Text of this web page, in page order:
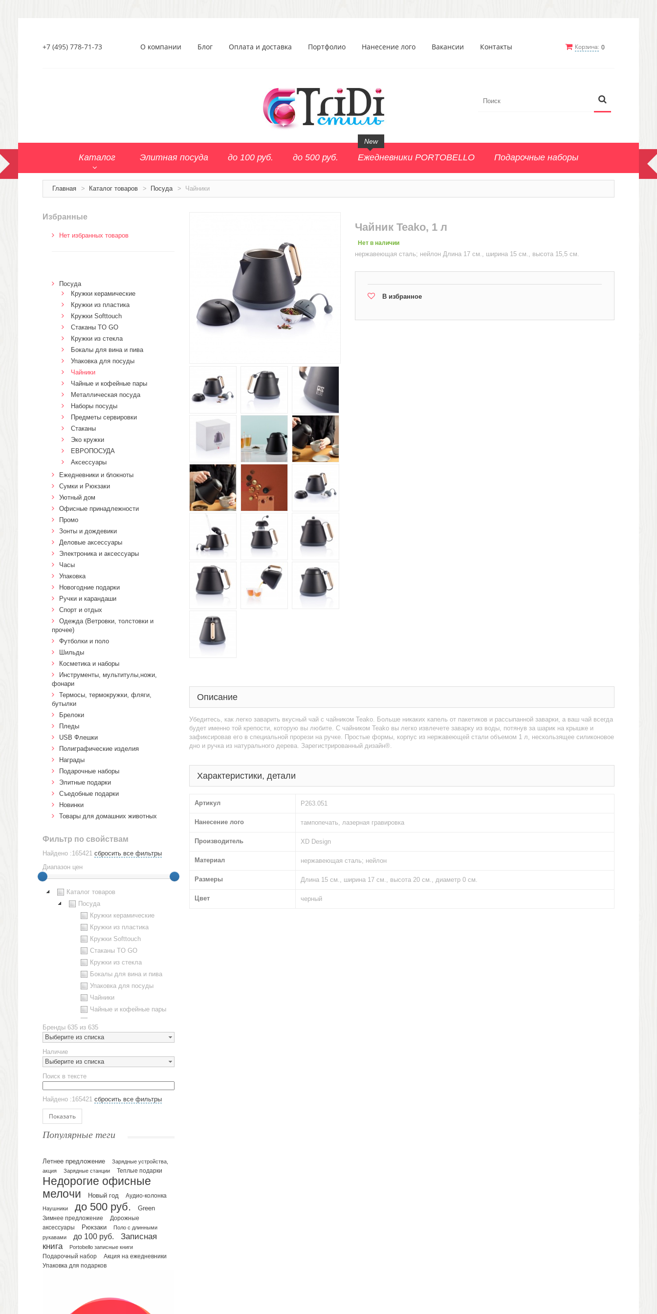
Корзина: 0
+7 (495) 778-71-73 О компании Блог Оплата и доставка Портфолио Нанесение лого Вакансии Контакты
Каталог Элитная посуда до 100 руб. до 500 руб. Ежедневники PORTOBELLO
New
Подарочные наборы
Главная > Каталог товаров > Посуда > Чайники
Чайник Teako, 1 л
Нет в наличии
нержавеющая сталь; нейлон Длина 17 см., ширина 15 см., высота 15,5 см.
В избранное
Описание
Убедитесь, как легко заварить вкусный чай с чайником Teako. Больше никаких капель от пакетиков и рассыпанной заварки, а ваш чай всегда
будет именно той крепости, которую вы любите. С чайником Teako вы легко извлечете заварку из воды, потянув за шарик на крышке и
зафиксировав его в специальной прорези на ручке. Простые формы, корпус из нержавеющей стали объемом 1 л, нескользящее силиконовое
дно и ручка из натурального дерева. Зарегистрированный дизайн®.
Характеристики, детали
Артикул P263.051
Нанесение лого тампопечать, лазерная гравировка
Производитель XD Design
Материал нержавеющая сталь; нейлон
Размеры Длина 15 см., ширина 17 см., высота 20 см., диаметр 0 см.
Цвет черный
Избранные
Нет избранных товаров
Посуда
Кружки керамические
Кружки из пластика
Кружки Softtouch
Стаканы TO GO
Кружки из стекла
Бокалы для вина и пива
Упаковка для посуды
Чайники
Чайные и кофейные пары
Металлическая посуда
Наборы посуды
Предметы сервировки
Стаканы
Эко кружки
ЕВРОПОСУДА
Аксессуары
Ежедневники и блокноты
Сумки и Рюкзаки
Уютный дом
Офисные принадлежности
Промо
Зонты и дождевики
Деловые аксессуары
Электроника и аксессуары
Часы
Упаковка
Новогодние подарки
Ручки и карандаши
Спорт и отдых
Одежда (Ветровки, толстовки и
прочее)
Футболки и поло
Шильды
Косметика и наборы
Инструменты, мультитулы,ножи,
фонари
Термосы, термокружки, фляги,
бутылки
Брелоки
Пледы
USB Флешки
Полиграфические изделия
Награды
Подарочные наборы
Элитные подарки
Cъедобные подарки
Новинки
Товары для домашних животных
Фильтр по свойствам
Найдено :165421 сбросить все фильтры
Диапазон цен
Каталог товаров
Посуда
Кружки керамические
Кружки из пластика
Кружки Softtouch
Стаканы TO GO
Кружки из стекла
Бокалы для вина и пива
Упаковка для посуды
Чайники
Чайные и кофейные пары
Наборы посуды
Предметы сервировки
Стаканы
Эко кружки
ЕВРОПОСУДА
Аксессуары
Ежедневники и блокноты
Датированные ежедневники
Планинги и телефонные книжки
Планинги датированные
Планинги недатированные
Телефонные книжки
Еженедельники
Органайзер на ежедневник
Сумки и Рюкзаки
Рюкзаки
Конференц-сумки
Несессеры и косметички
Бренды 635 из 635
Выберите из списка
Наличие
Выберите из списка
Поиск в тексте
Найдено :165421 сбросить все фильтры
Показать
Популярные теги
Летнее предложение
Зарядные устройства,
акция
Зарядные станции Теплые подарки
Недорогие офисные
мелочи
Новый год Аудио-колонка
Наушники до 500 руб. Green
Зимнее предложение
Дорожные
аксессуары
Рюкзаки
Поло с длинными
рукавами
до 100 руб.
Записная
книга
Portobello записные книги
Подарочный набор Акция на ежедневники
Упаковка для подарков